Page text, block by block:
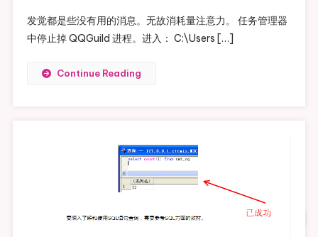
发觉都是些没有用的消息。无故消耗量注意力。 任务管理器
中停止掉 QQGuild 进程。进入： C:\Users […]
Continue Reading